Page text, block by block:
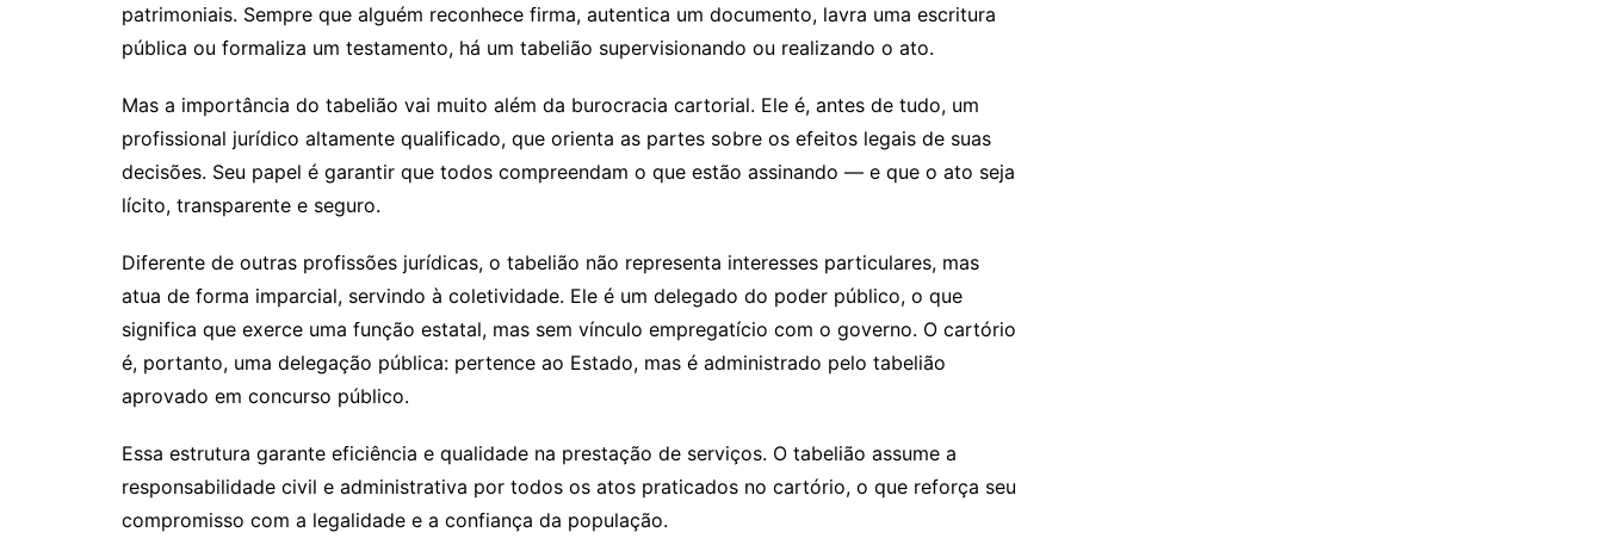
patrimoniais. Sempre que alguém reconhece firma, autentica um documento, lavra uma escritura
pública ou formaliza um testamento, há um tabelião supervisionando ou realizando o ato.
Mas a importância do tabelião vai muito além da burocracia cartorial. Ele é, antes de tudo, um
profissional jurídico altamente qualificado, que orienta as partes sobre os efeitos legais de suas
decisões. Seu papel é garantir que todos compreendam o que estão assinando — e que o ato seja
lícito, transparente e seguro.
Diferente de outras profissões jurídicas, o tabelião não representa interesses particulares, mas
atua de forma imparcial, servindo à coletividade. Ele é um delegado do poder público, o que
significa que exerce uma função estatal, mas sem vínculo empregatício com o governo. O cartório
é, portanto, uma delegação pública: pertence ao Estado, mas é administrado pelo tabelião
aprovado em concurso público.
Essa estrutura garante eficiência e qualidade na prestação de serviços. O tabelião assume a
responsabilidade civil e administrativa por todos os atos praticados no cartório, o que reforça seu
compromisso com a legalidade e a confiança da população.